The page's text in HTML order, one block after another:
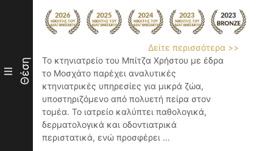
III Θέση
Δείτε περισσότερα >>
Το κτηνιατρείο του Μπίτζα Χρήστου με έδρα
το Μοσχάτο παρέχει αναλυτικές
κτηνιατρικές υπηρεσίες για μικρά ζώα,
υποστηριζόμενο από πολυετή πείρα στον
τομέα. Το ιατρείο καλύπτει παθολογικά,
δερματολογικά και οδοντιατρικά
περιστατικά, ενώ προσφέρει ...